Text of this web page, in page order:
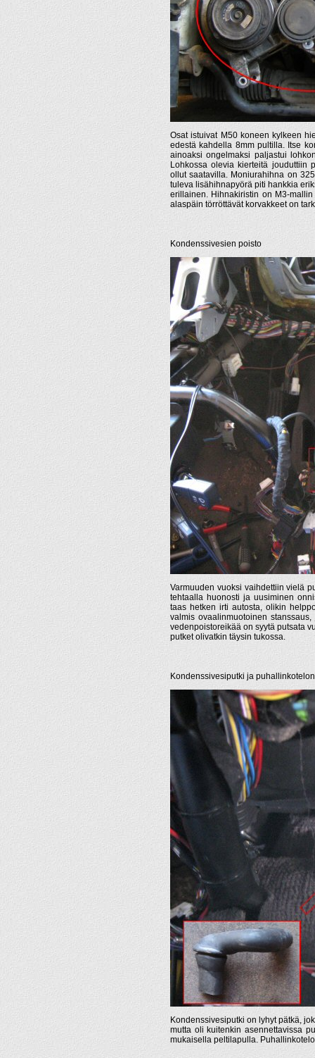
Osat istuivat M50 koneen kylkeen
edestä kahdella 8mm pultilla. Itse
ainoaksi ongelmaksi paljastui
Lohkossa olevia kierteitä jouduttiin
ollut saatavilla. Moniurahihna on
tuleva lisähihnapyörä piti hankkia
erillainen. Hihnakiristin on M3-
alaspäin törröttävät korvakkeet on
Kondenssivesien poisto
Varmuuden vuoksi vaihdettiin vielä
tehtaalla huonosti ja uusiminen
taas hetken irti autosta, olikin
valmis ovaalinmuotoinen
vedenpoistoreikää on syytä putsata
putket olivatkin täysin tukossa.
Kondenssivesiputki ja
Kondenssivesiputki on lyhyt pätkä,
mutta oli kuitenkin asennettavissa
mukaisella peltilapulla.